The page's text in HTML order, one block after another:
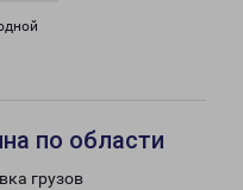
по области
грузов